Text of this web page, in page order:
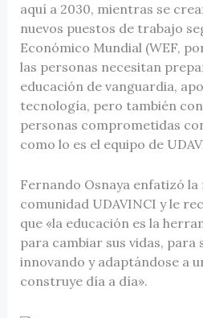
aquí a 2030, mientras se
nuevos puestos de trabajo
Económico Mundial (WEF,
las personas necesitan
educación de vanguardia,
tecnología, pero también
personas comprometidas
como lo es el equipo de
Fernando Osnaya enfatizó la
comunidad UDAVINCI y le
que «la educación es la
para cambiar sus vidas, para
innovando y adaptándose a
construye día a día».